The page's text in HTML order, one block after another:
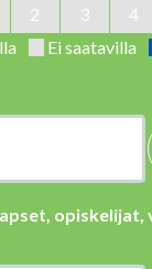
2 3 4
Ei saatavilla
opiskelijat,